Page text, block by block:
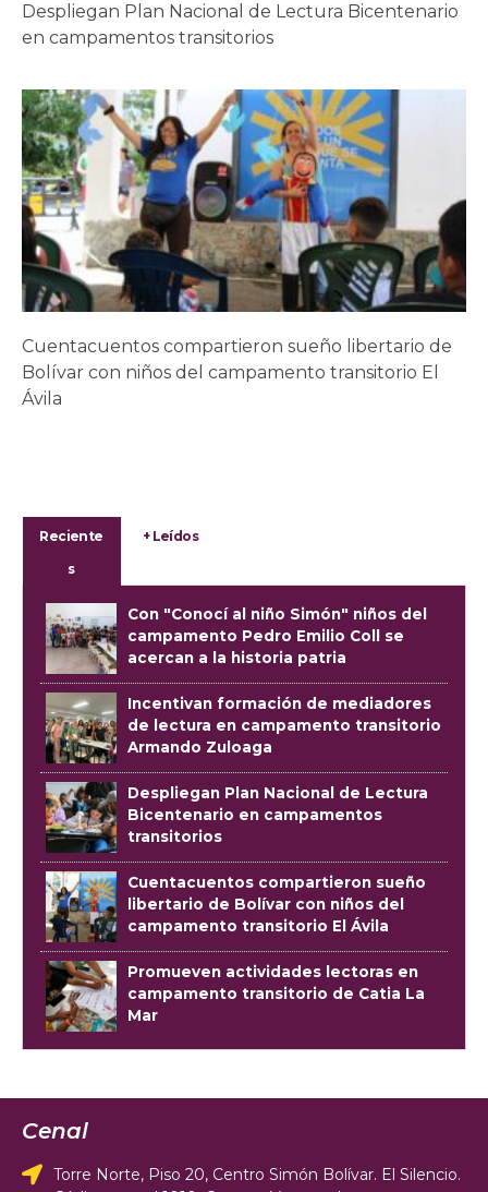
Despliegan Plan Nacional de Lectura Bicentenario
en campamentos transitorios
Cuentacuentos compartieron sueño libertario de
Bolívar con niños del campamento transitorio El
Ávila
Reciente
s
+ Leídos
Con "Conocí al niño Simón" niños del
campamento Pedro Emilio Coll se
acercan a la historia patria
Incentivan formación de mediadores
de lectura en campamento transitorio
Armando Zuloaga
Despliegan Plan Nacional de Lectura
Bicentenario en campamentos
transitorios
Cuentacuentos compartieron sueño
libertario de Bolívar con niños del
campamento transitorio El Ávila
Promueven actividades lectoras en
campamento transitorio de Catia La
Mar
Cenal
Torre Norte, Piso 20, Centro Simón Bolívar. El Silencio.